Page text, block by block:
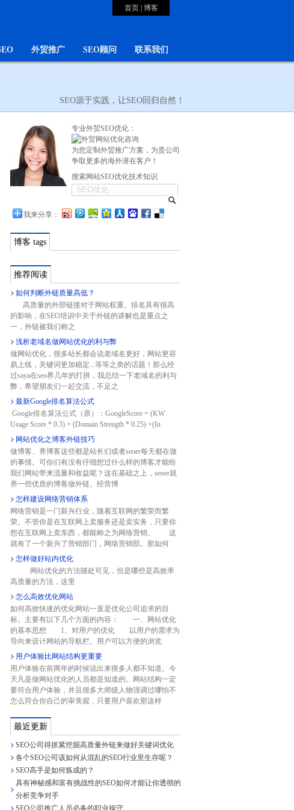
首页| 博客
外贸推广 SEO顾问 联系我们
SEO源于实践，让SEO回归自然！
专业外贸SEO优化：
为您定制外贸推广方案，为贵公司
争取更多的海外潜在客户！
搜索网站SEO优化技术知识
我来分享：
博客 tags
推荐阅读
如何判断外链质量高低？
高质量的外部链接对于网站权重、排名具有很高
的影响，在SEO培训中关于外链的讲解也是重点之
一，外链被我们称之
浅析老域名做网站优化的利与弊
做网站优化，很多站长都会说老域名更好，网站更容
易上线，关键词更加稳定...等等之类的话题！那么经
过saya在seo界几年的打拼，我总结一下老域名的利与
弊，希望朋友们一起交流，不足之
最新Google排名算法公式
Google排名算法公式（原）：GoogleScore = (KW
Usage Score * 0.3) + (Domain Strength * 0.25) +(In
网站优化之博客外链技巧
做博客、养博客这些都是站长们或者seoer每天都在做
的事情。可你们有没有仔细想过什么样的博客才能给
我们网站带来流量和收益呢？这在基础之上，seoer就
养一些优质的博客做外链。经营博
怎样建设网络营销体系
网络营销是一门新兴行业，随着互联网的繁荣而繁
荣。不管你是在互联网上卖服务还是卖实务，只要你
想在互联网上卖东西，都能称之为网络营销。 这
就有了一个新兴了营销部门，网络营销部。那如何
怎样做好站内优化
网站优化的方法随处可见，但是哪些是高效率
高质量的方法，这里
怎么高效优化网站
如何高效快速的优化网站一直是优化公司追求的目
标。主要有以下几个方面的内容： 一、网站优化
的基本思想 1、对用户的优化 以用户的需求为
导向来设计网站的导航栏。用户可以方便的浏览
用户体验比网站结构更重要
用户体验在前两年的时候说出来很多人都不知道。今
天凡是做网站优化的人员都是知道的。网站结构一定
要符合用户体验，并且很多大师级人物强调过哪怕不
怎么符合你自己的审美观，只要用户喜欢那这样
最近更新
SEO公司得抓紧挖掘高质量外链来做好关键词优化
各个SEO公司该如何从混乱的SEO行业里生存呢？
SEO高手是如何炼成的？
具有神秘感和富有挑战性的SEO如何才能让你透彻的
分析竞争对手
SEO公司推广人员必备的职业操守